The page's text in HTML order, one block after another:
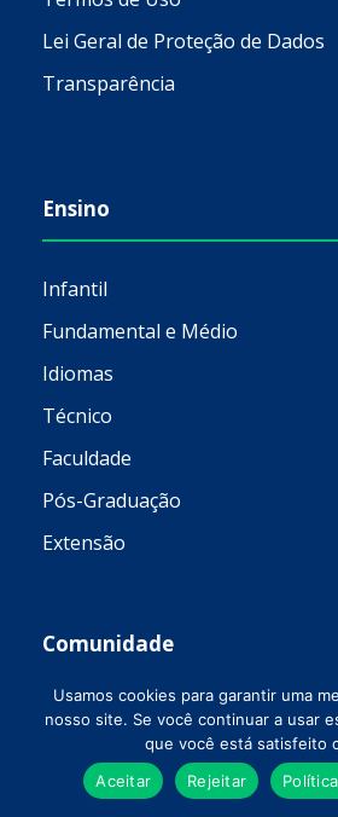
Lei Geral de Proteção de Dados
Transparência
Ensino
Infantil
Fundamental e Médio
Idiomas
Técnico
Faculdade
Pós-Graduação
Extensão
Comunidade
Escritório de Práticas Jurídicas
Estação Meteorológica
Usamos cookies para garantir uma
nosso site. Se você continuar a usar
que você está satisfeito
Aceitar
Rejeitar